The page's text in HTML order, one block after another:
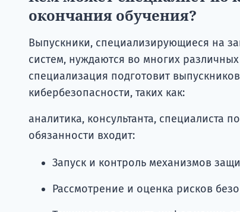
окончания обучения?
Выпускники, специализирующиеся на
систем, нуждаются во многих
специализация подготовит
кибербезопасности, таких как:
аналитика, консультанта, специалиста
обязанности входит:
Запуск и контроль механизмов
Рассмотрение и оценка рисков